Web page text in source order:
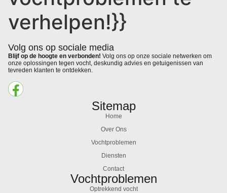
verhelpen!}}
Volg ons op sociale media
Blijf op de hoogte en verbonden! Volg ons op onze sociale netwerken om
onze oplossingen tegen vocht, deskundig advies en getuigenissen van
tevreden klanten te ontdekken.
Sitemap
Home
Over Ons
Vochtproblemen
Diensten
Contact
Vochtproblemen
Optrekkend vocht